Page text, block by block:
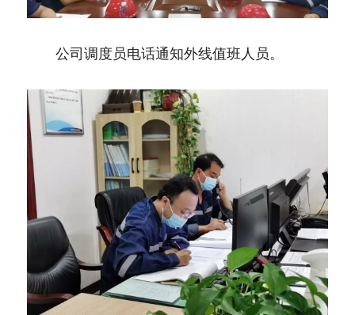
公司调度员电话通知外线值班人员。